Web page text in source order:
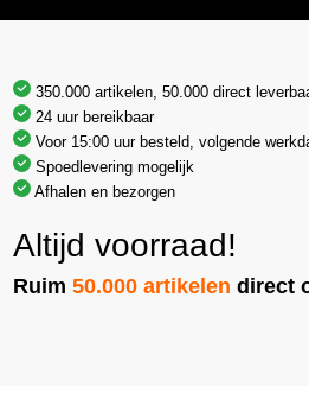
350.000 artikelen, 50.000 direct
24 uur bereikbaar
Voor 15:00 uur besteld, volgende
Spoedlevering mogelijk
Afhalen en bezorgen
Altijd voorraad!
Ruim50.000 artikelen direct